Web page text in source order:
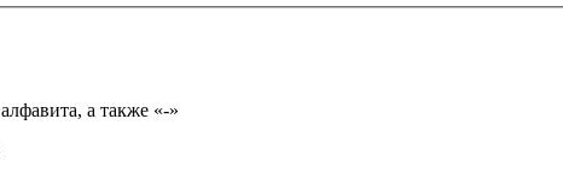
Имя может состоять из букв только русского или английского алфавита, а также «-»